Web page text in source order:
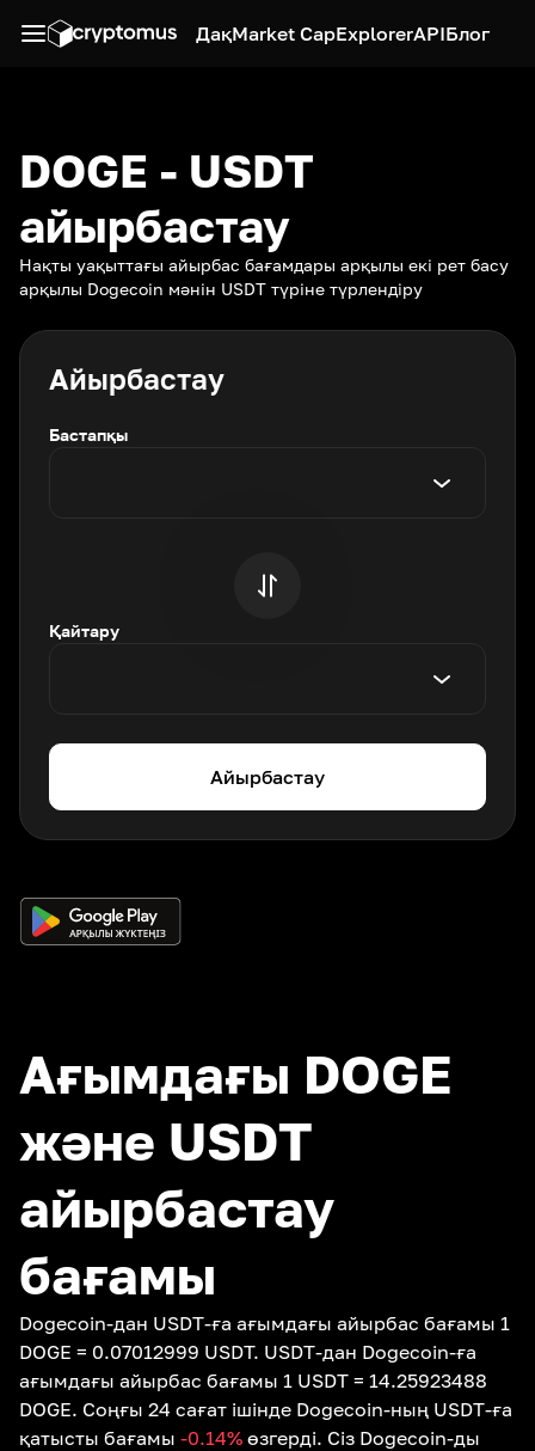
ДақMarket CapExplorerAPIБлог
DOGE - USDT
айырбастау
Нақты уақыттағы айырбас бағамдары арқылы екі рет басу
арқылы Dogecoin мәнін USDT түріне түрлендіру
Айырбастау
Бастапқы
Қайтару
Айырбастау
Ағымдағы DOGE
және USDT
айырбастау
бағамы
Dogecoin-дан USDT-ға ағымдағы айырбас бағамы 1
DOGE = 0.07012999 USDT. USDT-дан Dogecoin-ға
ағымдағы айырбас бағамы 1 USDT = 14.25923488
DOGE. Соңғы 24 сағат ішінде Dogecoin-ның USDT-ға
қатысты бағамы -0.14% өзгерді. Сіз Dogecoin-ды